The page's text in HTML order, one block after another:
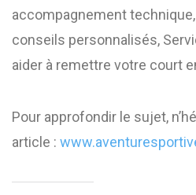
accompagnement
conseils personnalisés,
aider à remettre votre court
Pour approfondir le sujet,
article :